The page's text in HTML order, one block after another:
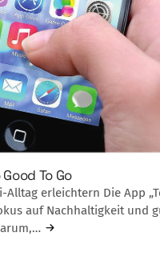
Good To Go
Alltag erleichtern Die App
auf Nachhaltigkeit und